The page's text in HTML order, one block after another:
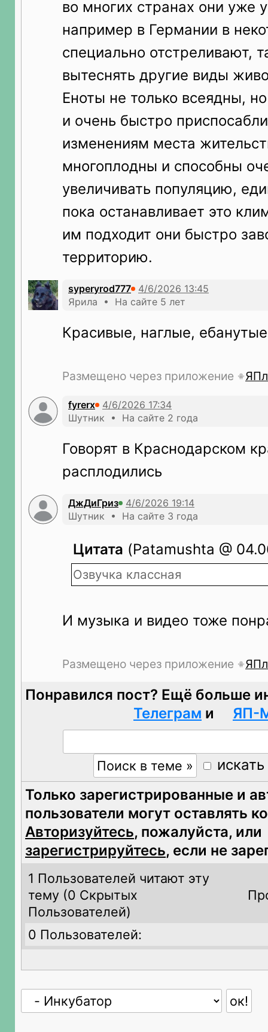
во многих странах они уже
например в Германии в
специально отстреливают,
вытеснять другие виды
Еноты не только всеядны,
и очень быстро
изменениям места
многоплодны и способны
увеличивать популяцию,
пока останавливает это
им подходит они быстро
территорию.
syperyrod777
Ярила • На сайте 5 лет
Красивые, наглые,
Размещено через приложение
fyrerx
Шутник • На сайте 2 года
Говорят в Краснодарском
расплодились
ДжДиГриз
Шутник • На сайте 3 года
Цитата (Patamushta @
Озвучка классная
И музыка и видео тоже
Размещено через приложение
Понравился пост? Ещё больше
Телеграм и ЯП-
Только зарегистрированные и
пользователи могут оставлять
Авторизуйтесь, пожалуйста, или
зарегистрируйтесь, если не
1 Пользователей читают эту
тему (0 Скрытых
Пользователей)
0 Пользователей: